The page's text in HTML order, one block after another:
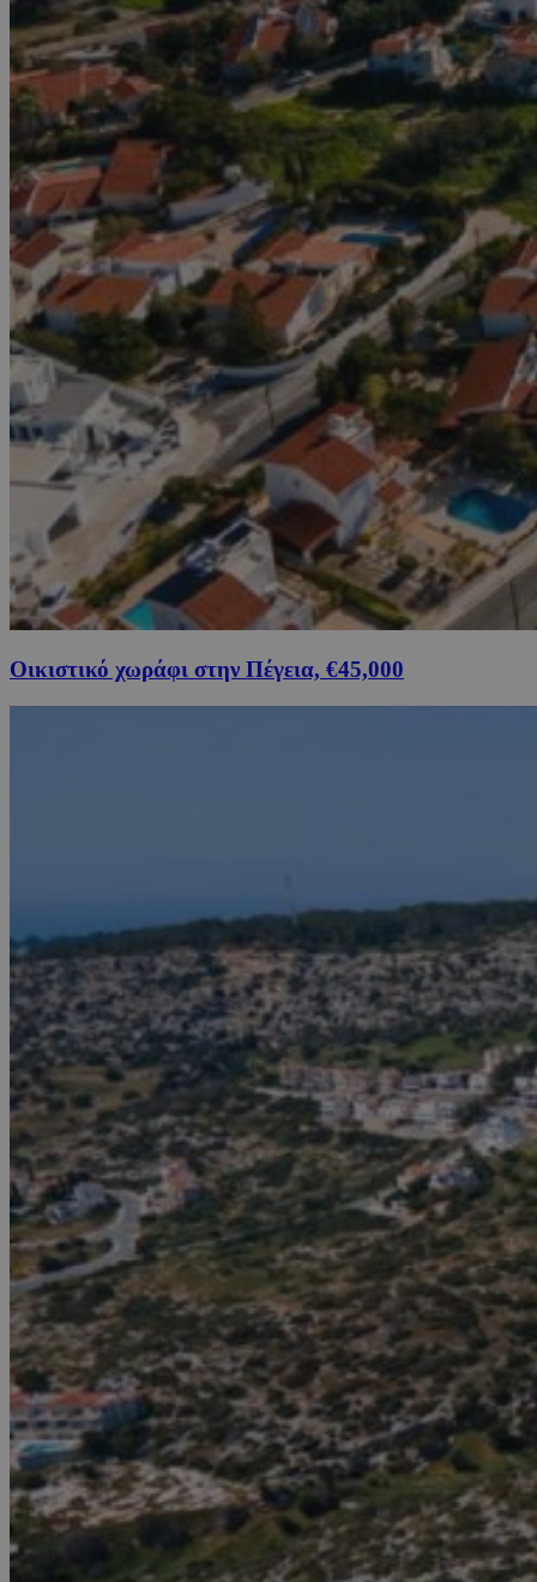
Οικιστικό χωράφι στην Πέγεια, €45,000